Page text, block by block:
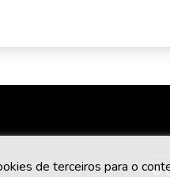
de terceiros para o ©